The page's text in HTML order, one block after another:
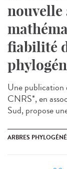
nouvelle
fiabilité
Une publication
CNRS*, en
Sud, propose
ARBRES